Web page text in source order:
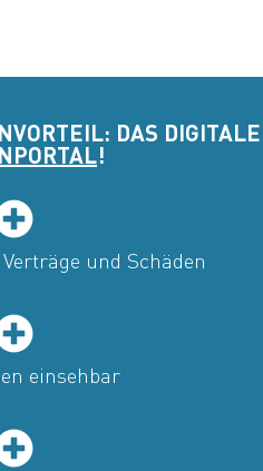
DAS DIGITALE
!
und Schäden
einsehbar